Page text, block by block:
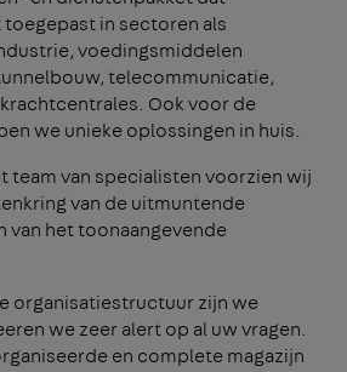
in sectoren als
voedingsmiddelen
telecommunicatie,
Ook voor de
we unieke oplossingen in huis.
team van specialisten voorzien wij
van de uitmuntende
het toonaangevende
organisatiestructuur zijn we
we zeer alert op al uw vragen.
en complete magazijn